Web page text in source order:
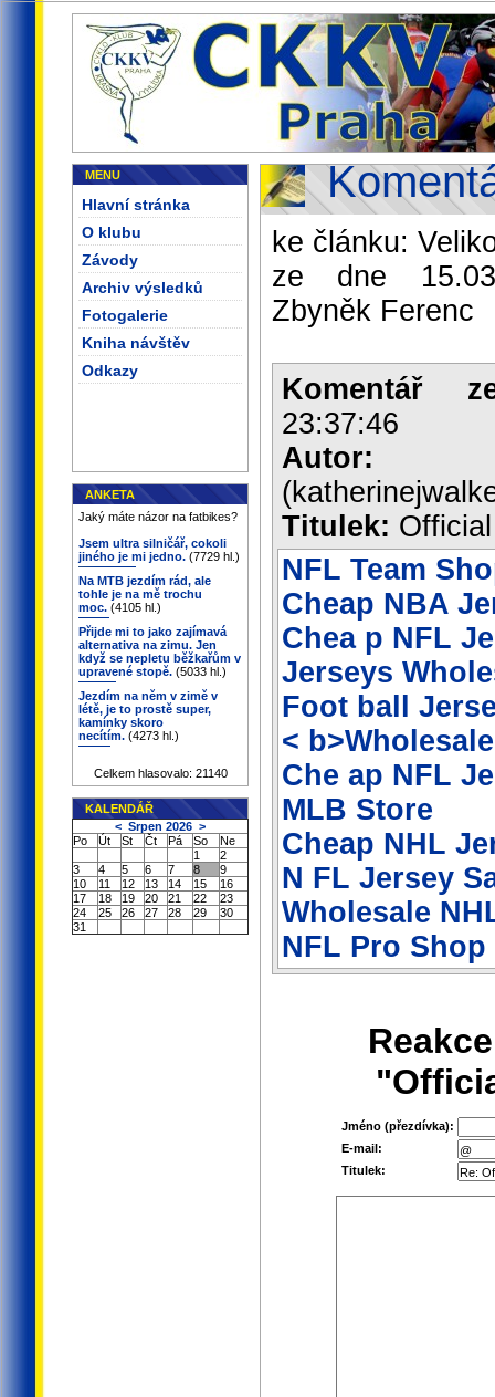
MENU
Hlavní stránka
O klubu
Závody
Archiv výsledků
Fotogalerie
Kniha návštěv
Odkazy
ANKETA
Jaký máte názor na fatbikes?
Jsem ultra silničář, cokoli
jiného je mi jedno. (7729 hl.)
Na MTB jezdím rád, ale
tohle je na mě trochu
moc. (4105 hl.)
Přijde mi to jako zajímavá
alternativa na zimu. Jen
když se nepletu běžkařům v
upravené stopě. (5033 hl.)
Jezdím na něm v zimě v
létě, je to prostě super,
kamínky skoro
necítím. (4273 hl.)
Celkem hlasovalo: 21140
KALENDÁŘ
< Srpen 2026 >
Po
Út St Čt Pá So
Ne
1
2
3
4 5 6 7 8
9
10
11 12 13 14 15
16
17
18 19 20 21 22
23
24
25 26 27 28 29
30
31
ke článku:
ze dne
Zbyněk Ferenc
Komentář
23:37:46
Autor:
Titulek:
NFL Team
Cheap NBA
Chea p NFL
Jerseys
Foot ball
<
Che ap NFL
MLB Store
Cheap NHL
N FL Jersey
Wholesale
NFL Pro Shop
Jméno (přezdívka):
E-mail:
Titulek: